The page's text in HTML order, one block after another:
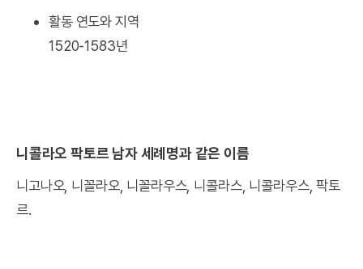
활동 연도와 지역
1520-1583년
니콜라오 팍토르 남자 세례명과 같은 이름
니고나오, 니꼴라오, 니꼴라우스, 니콜라스, 니콜라우스, 팍토
르.